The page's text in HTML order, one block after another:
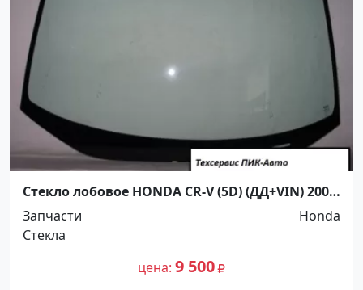
Стекло лобовое HONDA CR-V (5D) (ДД+VIN) 2007-
2010 Краснодар
Запчасти
Honda
Стекла
цена 9 500